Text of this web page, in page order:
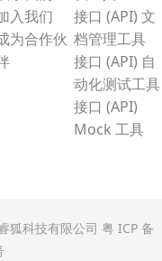
入我们
为合作伙
接口 (API) 文
档管理工具
接口 (API) 自
动化测试工具
接口 (API)
Mock 工具
科技有限公司 粤 ICP 备